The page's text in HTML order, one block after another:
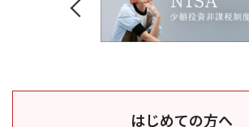
はじめての方へ